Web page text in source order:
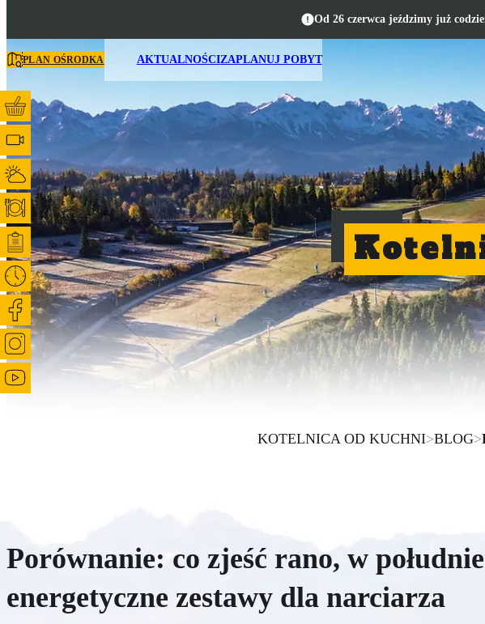
Od 26 czerwca jeździmy już
PLAN OŚRODKA AKTUALNOŚCIZAPLANUJ POBYT
KOTELNICA OD KUCHNI>BLOG>
Porównanie: co zjeść rano, w
energetyczne zestawy dla narciarza